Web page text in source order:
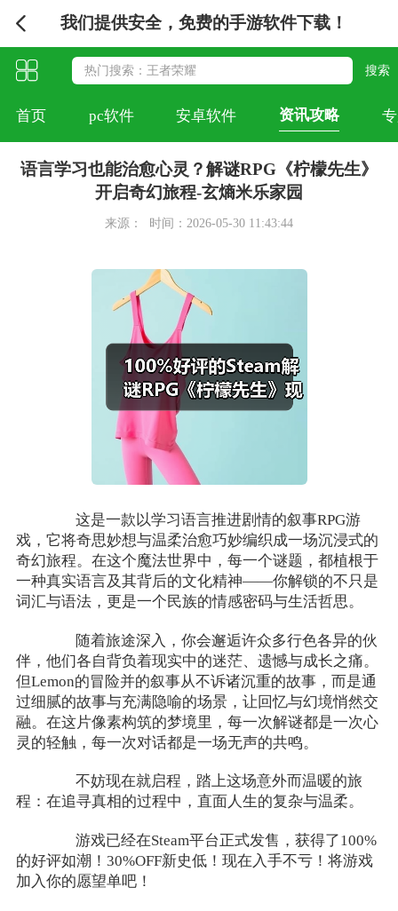
我们提供安全，免费的手游软件下载！
首页 pc软件 安卓软件 资讯攻略
语言学习也能治愈心灵？解谜RPG《柠檬先生》
开启奇幻旅程-玄熵米乐家园
来源： 时间：2026-05-30 11:43:44
这是一款以学习语言推进剧情的叙事RPG游
戏，它将奇思妙想与温柔治愈巧妙编织成一场沉浸式的
奇幻旅程。在这个魔法世界中，每一个谜题，都植根于
一种真实语言及其背后的文化精神——你解锁的不只是
词汇与语法，更是一个民族的情感密码与生活哲思。
随着旅途深入，你会邂逅许众多行色各异的伙
伴，他们各自背负着现实中的迷茫、遗憾与成长之痛。
但Lemon的冒险并的叙事从不诉诸沉重的故事，而是通
过细腻的故事与充满隐喻的场景，让回忆与幻境悄然交
融。在这片像素构筑的梦境里，每一次解谜都是一次心
灵的轻触，每一次对话都是一场无声的共鸣。
不妨现在就启程，踏上这场意外而温暖的旅
程：在追寻真相的过程中，直面人生的复杂与温柔。
游戏已经在Steam平台正式发售，获得了100%
的好评如潮！30%OFF新史低！现在入手不亏！将游戏
加入你的愿望单吧！